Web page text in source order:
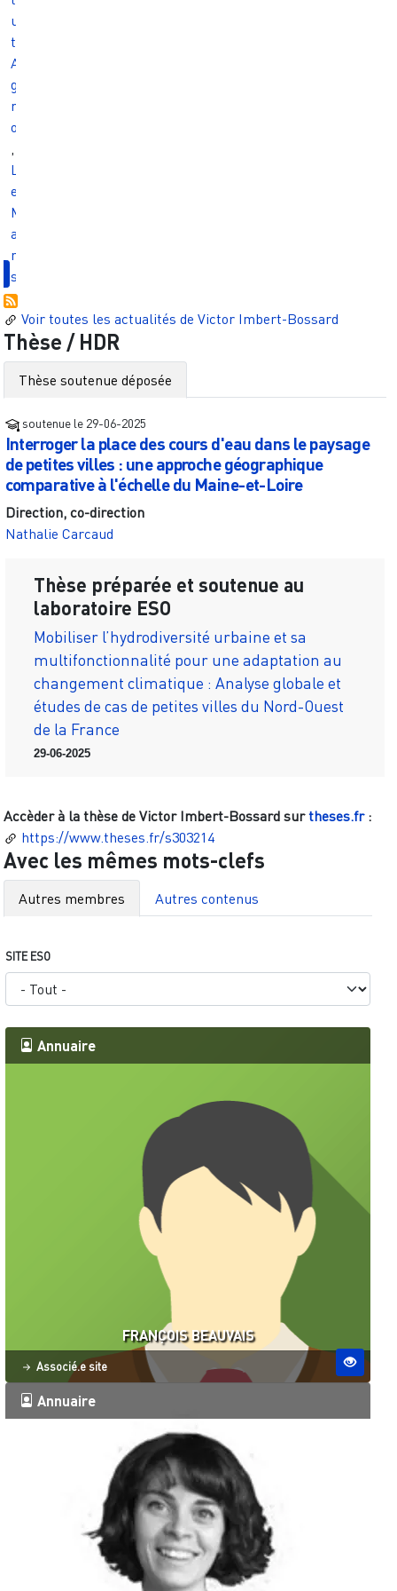
u
t
A
g
r
o
L
e
M
a
n
s
Voir toutes les actualités de Victor Imbert-Bossard
Thèse / HDR
Thèse soutenue déposée
soutenue le 29-06-2025
Interroger la place des cours d'eau dans le paysage
de petites villes : une approche géographique
comparative à l'échelle du Maine-et-Loire
Direction, co-direction
Nathalie Carcaud
Thèse préparée et soutenue au
laboratoire ESO
Mobiliser l’hydrodiversité urbaine et sa
multifonctionnalité pour une adaptation au
changement climatique : Analyse globale et
études de cas de petites villes du Nord-Ouest
de la France
29-06-2025
Accèder à la thèse de Victor Imbert-Bossard surtheses.fr:
https://www.theses.fr/s303214
Avec les mêmes mots-clefs
Autres membres Autres contenus
SITE ESO
Annuaire
FRANÇOIS BEAUVAIS
Statut
Associé.e site
Annuaire